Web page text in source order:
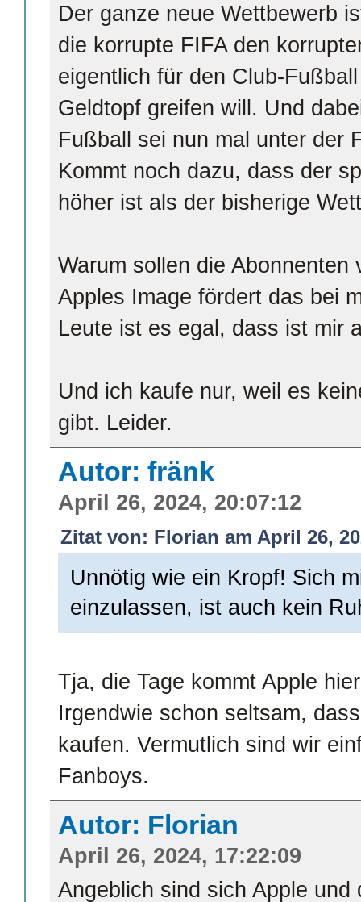
Der ganze neue Wettbewerb
die korrupte FIFA den
eigentlich für den Club-
Geldtopf greifen will. Und
Fußball sei nun mal unter der
Kommt noch dazu, dass der
höher ist als der bisherige
Warum sollen die
Apples Image fördert das bei
Leute ist es egal, dass ist mir
Und ich kaufe nur, weil es
gibt. Leider.
Autor: fränk
April 26, 2024, 20:07:12
Zitat von: Florian am April 26,
Unnötig wie ein Kropf! Sich
einzulassen, ist auch kein
Tja, die Tage kommt Apple
Irgendwie schon seltsam,
kaufen. Vermutlich sind wir
Fanboys.
Autor: Florian
April 26, 2024, 17:22:09
Angeblich sind sich Apple und